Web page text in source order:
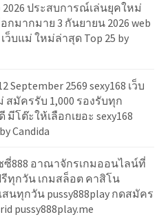
2026 ประสบการณ์เล่นยุคใหม่
กมากมาย 3 กันยายน 2026 web
ว็บแม่ ใหม่ล่าสุด Top 25 by
September 2569 sexy168 เว็บ
มัครรับ 1,000 รองรับทุก
โต๊ะให้เลือกเยอะ sexy168
Candida
ซี่888 อาณาจักรเกมออนไลน์ที่
ทุกวัน เกมสล็อต คาสิโน
นทุกวัน pussy888play กดสมัคร
pussy888play.me